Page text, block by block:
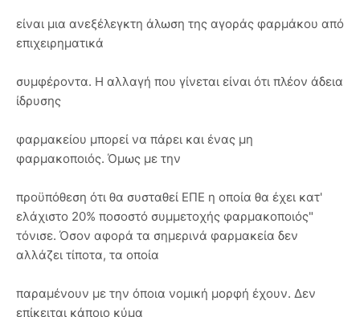
είναι μια ανεξέλεγκτη άλωση της αγοράς φαρμάκου από
επιχειρηματικά
συμφέροντα. Η αλλαγή που γίνεται είναι ότι πλέον άδεια
ίδρυσης
φαρμακείου μπορεί να πάρει και ένας μη
φαρμακοποιός. Όμως με την
προϋπόθεση ότι θα συσταθεί ΕΠΕ η οποία θα έχει κατ'
ελάχιστο 20% ποσοστό συμμετοχής φαρμακοποιός"
τόνισε. Όσον αφορά τα σημερινά φαρμακεία δεν
αλλάζει τίποτα, τα οποία
παραμένουν με την όποια νομική μορφή έχουν. Δεν
επίκειται κάποιο κύμα